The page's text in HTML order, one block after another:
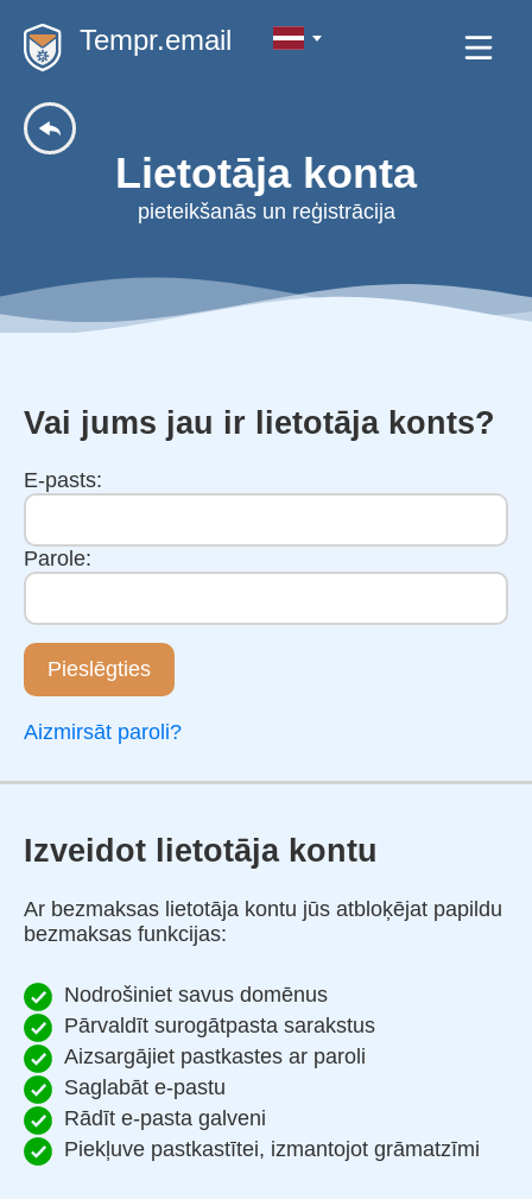
Tempr.email
Lietotāja konta
pieteikšanās un reģistrācija
Vai jums jau ir lietotāja konts?
E-pasts:
Parole:
Pieslēgties
Aizmirsāt paroli?
Izveidot lietotāja kontu
Ar bezmaksas lietotāja kontu jūs atbloķējat papildu
bezmaksas funkcijas:
Nodrošiniet savus domēnus
Pārvaldīt surogātpasta sarakstus
Aizsargājiet pastkastes ar paroli
Saglabāt e-pastu
Rādīt e-pasta galveni
Piekļuve pastkastītei, izmantojot grāmatzīmi